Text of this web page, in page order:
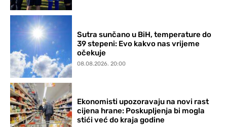
Sutra sunčano u BiH, temperature do
39 stepeni: Evo kakvo nas vrijeme
očekuje
08.08.2026. 20:00
Ekonomisti upozoravaju na novi rast
cijena hrane: Poskupljenja bi mogla
stići već do kraja godine